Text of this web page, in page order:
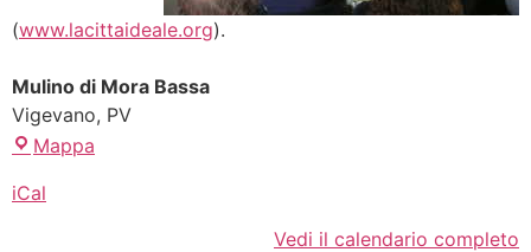
(www.lacittaideale.org).
Mulino di Mora Bassa
Vigevano, PV
Mappa
iCal
Vedi il calendario completo